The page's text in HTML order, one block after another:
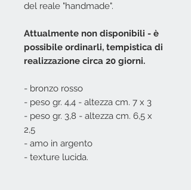
del reale "handmade".
Attualmente non disponibili - è
possibile ordinarli, tempistica di
realizzazione circa 20 giorni.
- bronzo rosso
- peso gr. 4,4 - altezza cm. 7 x 3
- peso gr. 3,8 - altezza cm. 6,5 x
2,5
- amo in argento
- texture lucida.